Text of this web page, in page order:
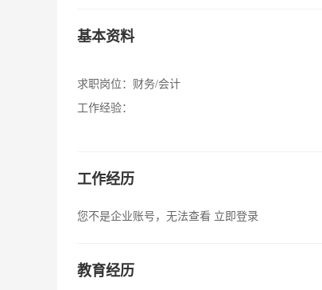
基本资料
求职岗位： 财务/会计
工作经验：
工作经历
您不是企业账号，无法查看 立即登录
教育经历